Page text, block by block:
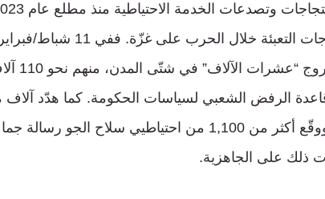
قدّرت
الرفض الشعبي لسياسات الحكومة. كما هدّد آلاف
بالتوقف عن التطوع، ووقّع أكثر من 1,100 من احتياطيي
ذلك على الجاهزية.